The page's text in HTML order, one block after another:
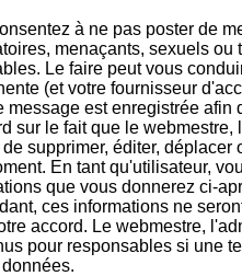
à ne pas poster de
menaçants, sexuels
Le faire peut vous
(et votre fournisseur
message est enregistrée afin
sur le fait que le
de supprimer, éditer,
En tant qu'utilisateur,
que vous donnerez ci-
ces informations ne
accord. Le webmestre,
pour responsables si une